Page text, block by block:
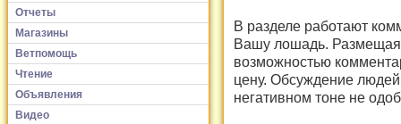
Отчеты
Магазины
Ветпомощь
Чтение
Объявления
Видео
В разделе работают
Вашу лошадь. Размещая
возможностью
цену. Обсуждение
негативном тоне не